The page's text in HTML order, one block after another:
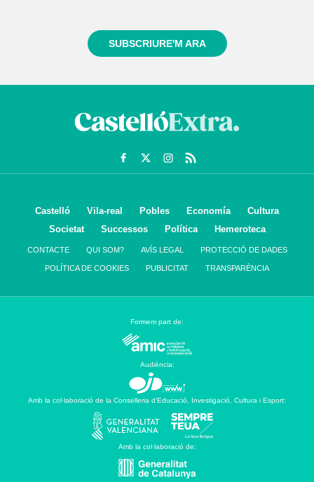
SUBSCRIURE'M ARA
Castelló Vila-real Pobles Economía
Cultura
Societat
Successos Política Hemeroteca
CONTACTE QUI SOM? AVÍS LEGAL PROTECCIÓ DE DADES
POLÍTICA DE COOKIES PUBLICITAT TRANSPARÈNCIA
Formem part de:
Audiència:
Amb la col·laboració de la Conselleria d’Educació, Investigació, Cultura i Esport:
Amb la col·laboració de: